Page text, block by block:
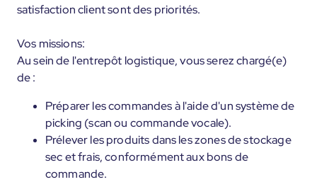
satisfaction client sont des priorités.
Vos missions:
Au sein de l'entrepôt logistique, vous serez chargé(e)
de :
Préparer les commandes à l'aide d'un système de
picking (scan ou commande vocale).
Prélever les produits dans les zones de stockage
sec et frais, conformément aux bons de
commande.